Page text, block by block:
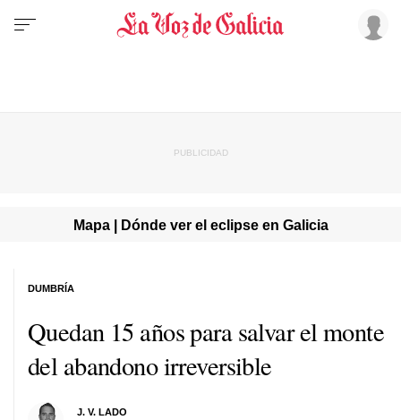
Mapa | Dónde ver el eclipse en Galicia
Quedan 15 años para salvar el monte
del abandono irreversible
J. V. LADO
DUMBRÍA